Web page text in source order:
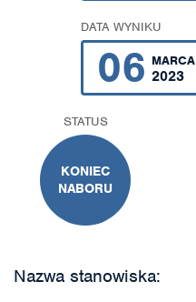
DATA WYNIKU
06 MARCA
2023
STATUS
KONIEC
NABORU
Nazwa stanowiska: